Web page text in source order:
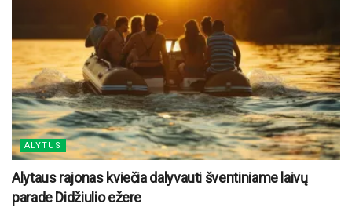
ALYTUS
Alytaus rajonas kviečia dalyvauti šventiniame laivų
parade Didžiulio ežere